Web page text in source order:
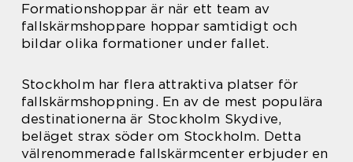
Formationshoppar är när ett team av
fallskärmshoppare hoppar samtidigt och
bildar olika formationer under fallet.
Stockholm har flera attraktiva platser för
fallskärmshoppning. En av de mest populära
destinationerna är Stockholm Skydive,
beläget strax söder om Stockholm. Detta
välrenommerade fallskärmcenter erbjuder en